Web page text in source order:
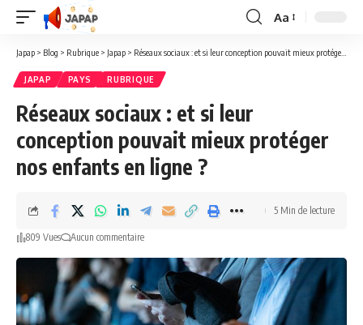
Redimensionner
Aa
Japap > Blog > Rubrique > Japap > Réseaux sociaux : et si leur conception pouvait mieux protéger nos enfants en ligne ?
JAPAP PAYS RUBRIQUE
Réseaux sociaux : et si leur
conception pouvait mieux protéger
nos enfants en ligne ?
809 Vues Aucun commentaire
5 Min de lecture